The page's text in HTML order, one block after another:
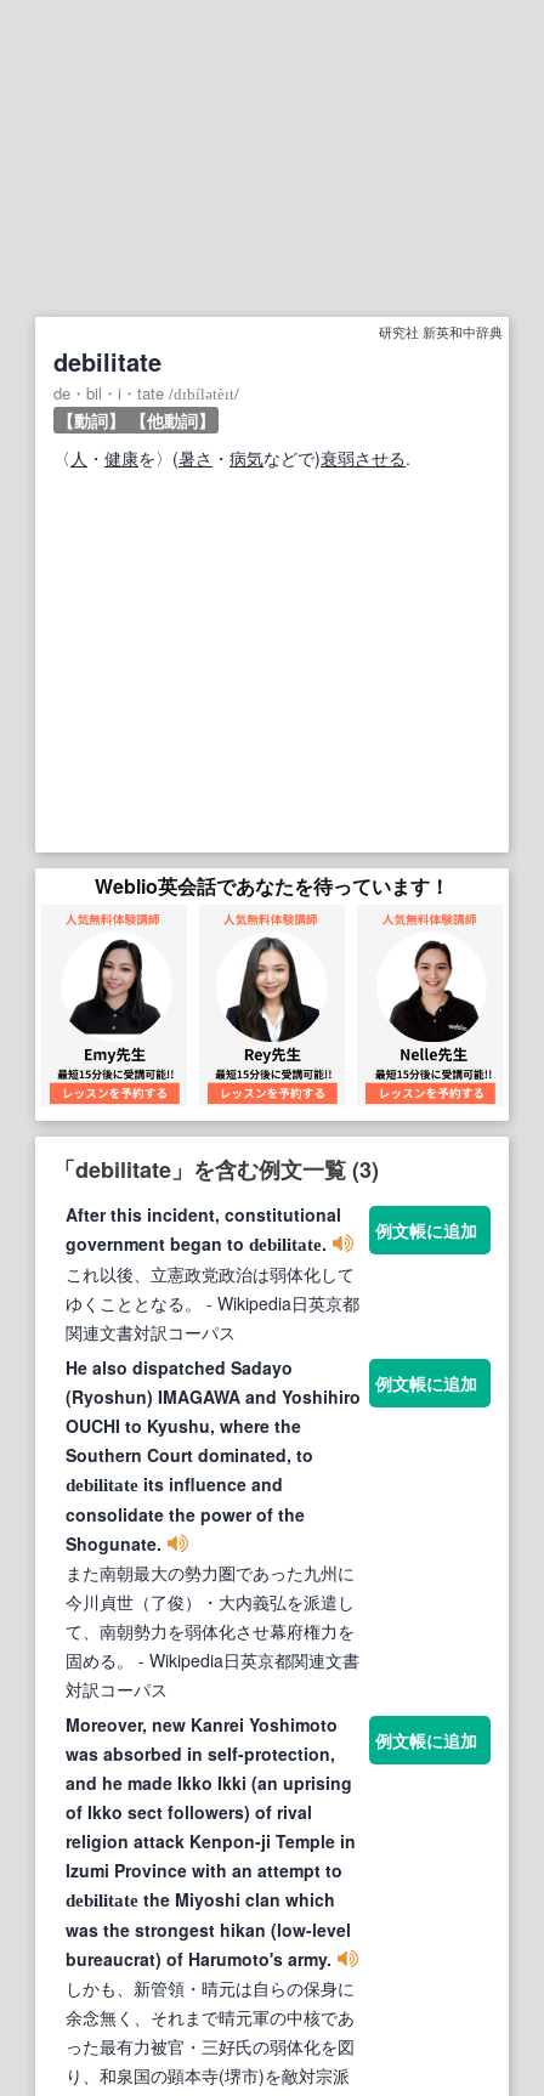
研究社 新英和中辞典
debilitate
de・bil・i・tate /dɪbílətèɪt/
【動詞】
【他動詞】
〈 人 ・ 健康を〉(暑さ ・ 病気などで)衰弱させる.
Weblio英会話であなたを待っています！
「debilitate」を含む例文一覧 (3)
After this incident, constitutional
government began to debilitate.
これ以後、立憲政党政治は弱体化して
ゆくこととなる。
- Wikipedia日英京都
関連文書対訳コーパス
例文帳に追加
He also dispatched Sadayo
(Ryoshun) IMAGAWA and Yoshihiro
OUCHI to Kyushu, where the
Southern Court dominated, to
debilitate its influence and
consolidate the power of the
Shogunate.
また南朝最大の勢力圏であった九州に
今川貞世（了俊）・大内義弘を派遣し
て、南朝勢力を弱体化させ幕府権力を
固める。
- Wikipedia日英京都関連文書
対訳コーパス
例文帳に追加
Moreover, new Kanrei Yoshimoto
was absorbed in self-protection,
and he made Ikko Ikki (an uprising
of Ikko sect followers) of rival
religion attack Kenpon-ji Temple in
Izumi Province with an attempt to
debilitate the Miyoshi clan which
was the strongest hikan (low-level
bureaucrat) of Harumoto's army.
しかも、新管領・晴元は自らの保身に
余念無く、それまで晴元軍の中核であ
った最有力被官・三好氏の弱体化を図
り、和泉国の顕本寺(堺市)を敵対宗派
例文帳に追加